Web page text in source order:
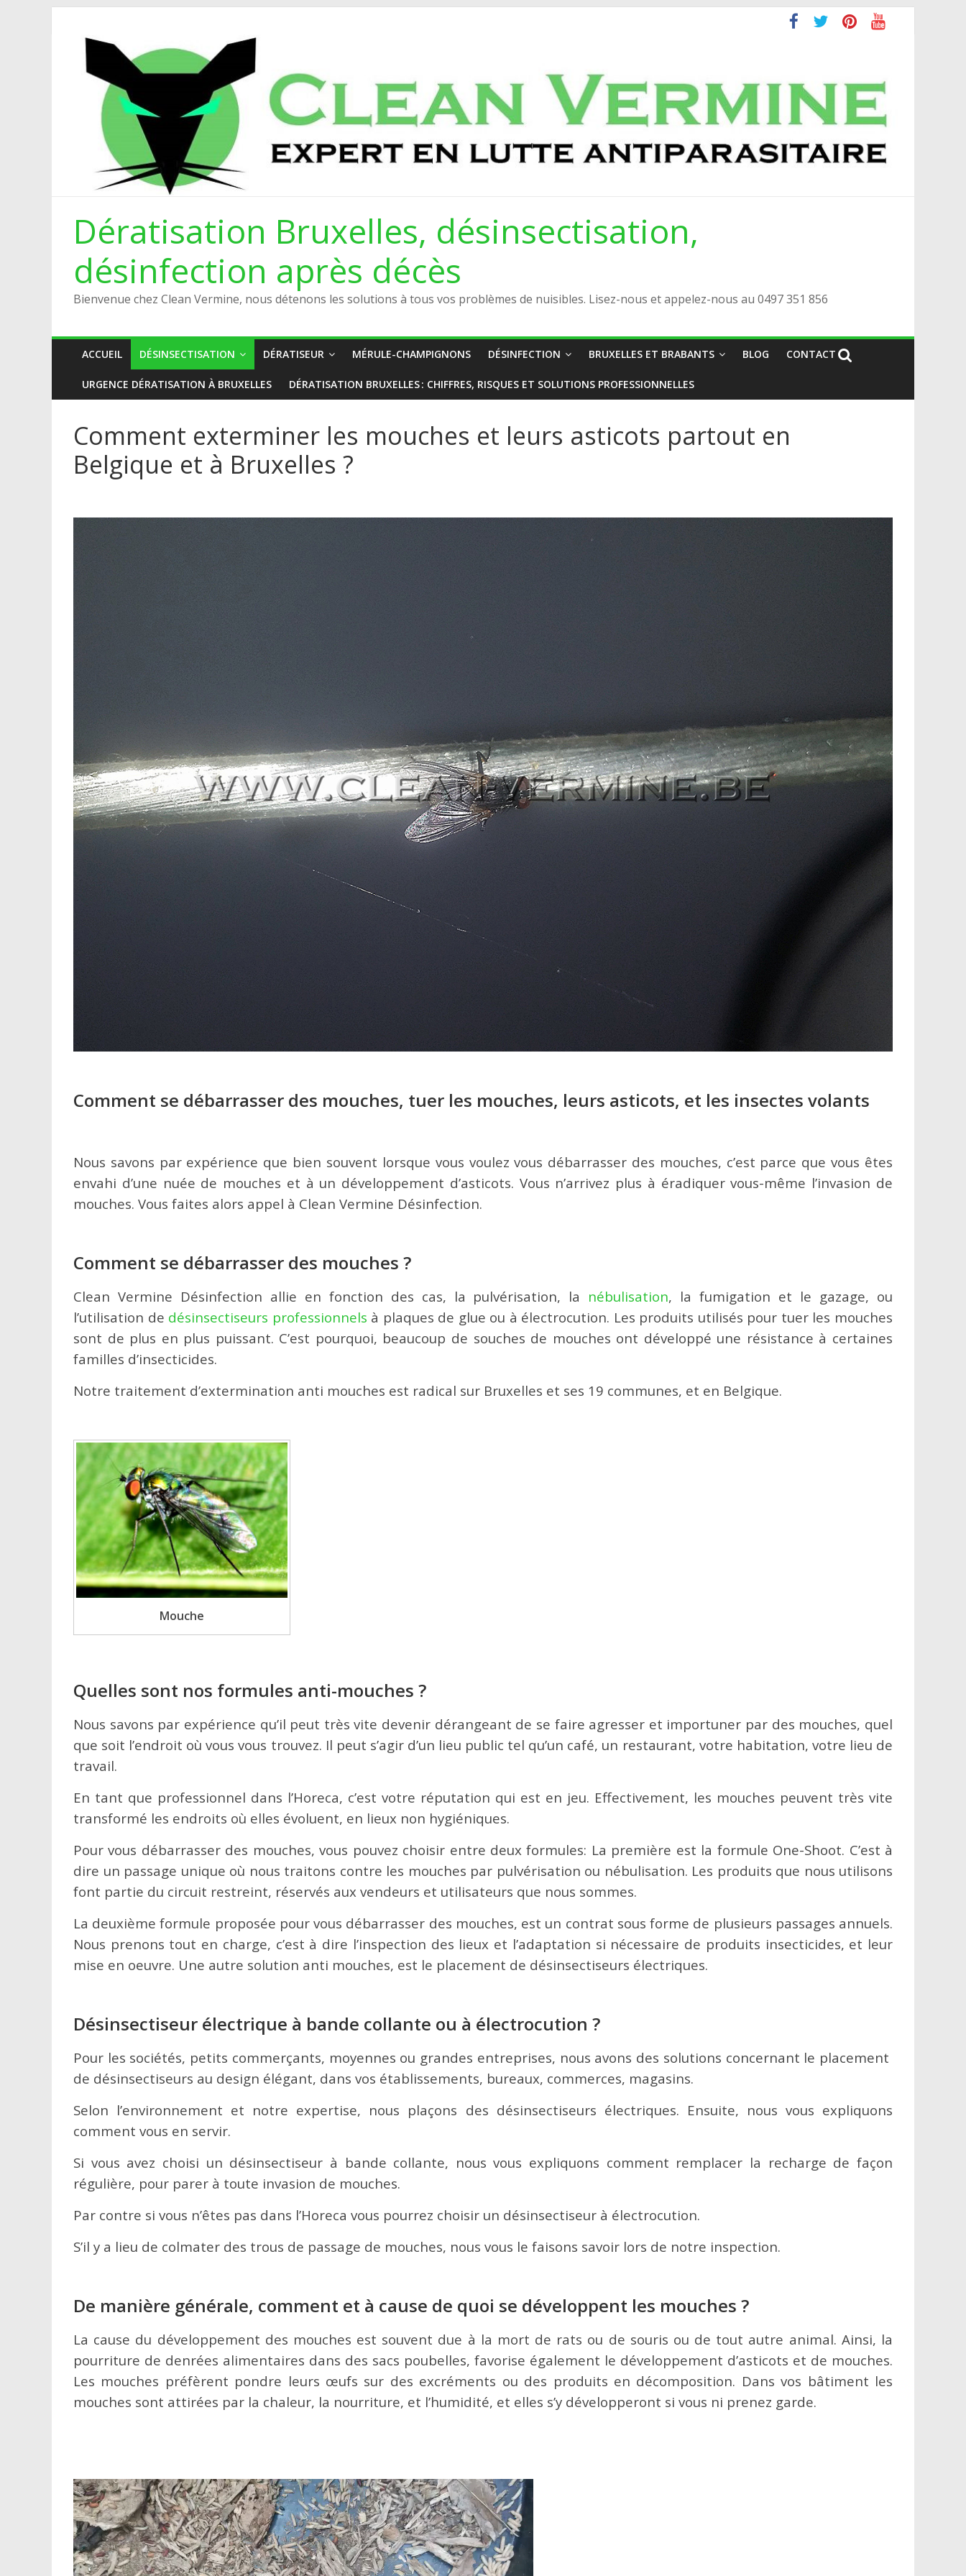
Dératisation Bruxelles, désinsectisation,
désinfection après décès
Bienvenue chez Clean Vermine, nous détenons les solutions à tous vos problèmes de nuisibles. Lisez-nous et appelez-nous au 0497 351 856
ACCUEIL DÉSINSECTISATION DÉRATISEUR MÉRULE-CHAMPIGNONS DÉSINFECTION BRUXELLES ET BRABANTS BLOG CONTACT
URGENCE DÉRATISATION À BRUXELLES DÉRATISATION BRUXELLES : CHIFFRES, RISQUES ET SOLUTIONS PROFESSIONNELLES
Comment exterminer les mouches et leurs asticots partout en
Belgique et à Bruxelles ?
Comment se débarrasser des mouches, tuer les mouches, leurs asticots, et les insectes volants
Nous savons par expérience que bien souvent lorsque vous voulez vous débarrasser des mouches, c’est parce que vous êtes
envahi d’une nuée de mouches et à un développement d’asticots. Vous n’arrivez plus à éradiquer vous-même l’invasion de
mouches. Vous faites alors appel à Clean Vermine Désinfection.
Comment se débarrasser des mouches ?
Clean Vermine Désinfection allie en fonction des cas, la pulvérisation, la nébulisation, la fumigation et le gazage, ou
l’utilisation de désinsectiseurs professionnels à plaques de glue ou à électrocution. Les produits utilisés pour tuer les mouches
sont de plus en plus puissant. C’est pourquoi, beaucoup de souches de mouches ont développé une résistance à certaines
familles d’insecticides.
Notre traitement d’extermination anti mouches est radical sur Bruxelles et ses 19 communes, et en Belgique.
Mouche
Quelles sont nos formules anti-mouches ?
Nous savons par expérience qu’il peut très vite devenir dérangeant de se faire agresser et importuner par des mouches, quel
que soit l’endroit où vous vous trouvez. Il peut s’agir d’un lieu public tel qu’un café, un restaurant, votre habitation, votre lieu de
travail.
En tant que professionnel dans l’Horeca, c’est votre réputation qui est en jeu. Effectivement, les mouches peuvent très vite
transformé les endroits où elles évoluent, en lieux non hygiéniques.
Pour vous débarrasser des mouches, vous pouvez choisir entre deux formules: La première est la formule One-Shoot. C’est à
dire un passage unique où nous traitons contre les mouches par pulvérisation ou nébulisation. Les produits que nous utilisons
font partie du circuit restreint, réservés aux vendeurs et utilisateurs que nous sommes.
La deuxième formule proposée pour vous débarrasser des mouches, est un contrat sous forme de plusieurs passages annuels.
Nous prenons tout en charge, c’est à dire l’inspection des lieux et l’adaptation si nécessaire de produits insecticides, et leur
mise en oeuvre. Une autre solution anti mouches, est le placement de désinsectiseurs électriques.
Désinsectiseur électrique à bande collante ou à électrocution ?
Pour les sociétés, petits commerçants, moyennes ou grandes entreprises, nous avons des solutions concernant le placement
de désinsectiseurs au design élégant, dans vos établissements, bureaux, commerces, magasins.
Selon l’environnement et notre expertise, nous plaçons des désinsectiseurs électriques. Ensuite, nous vous expliquons
comment vous en servir.
Si vous avez choisi un désinsectiseur à bande collante, nous vous expliquons comment remplacer la recharge de façon
régulière, pour parer à toute invasion de mouches.
Par contre si vous n’êtes pas dans l’Horeca vous pourrez choisir un désinsectiseur à électrocution.
S’il y a lieu de colmater des trous de passage de mouches, nous vous le faisons savoir lors de notre inspection.
De manière générale, comment et à cause de quoi se développent les mouches ?
La cause du développement des mouches est souvent due à la mort de rats ou de souris ou de tout autre animal. Ainsi, la
pourriture de denrées alimentaires dans des sacs poubelles, favorise également le développement d’asticots et de mouches.
Les mouches préfèrent pondre leurs œufs sur des excréments ou des produits en décomposition. Dans vos bâtiment les
mouches sont attirées par la chaleur, la nourriture, et l’humidité, et elles s’y développeront si vous ni prenez garde.
Lecteur
vidéo